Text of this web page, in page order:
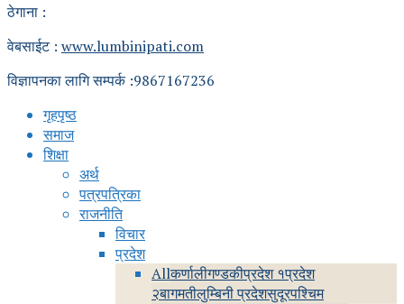
ठेगाना :
वेबसाईट : www.lumbinipati.com
विज्ञापनका लागि सम्पर्क :9867167236
गृहपृष्ठ
समाज
शिक्षा
अर्थ
पत्रपत्रिका
राजनीति
विचार
प्रदेश
Allकर्णालीगण्डकीप्रदेश १प्रदेश
२बागमतीलुम्बिनी प्रदेशसुदूरपश्चिम